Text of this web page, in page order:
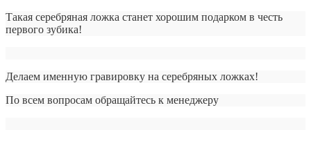
Такая серебряная ложка станет хорошим подарком в честь
первого зубика!
Делаем именную гравировку на серебряных ложках!
По всем вопросам обращайтесь к менеджеру